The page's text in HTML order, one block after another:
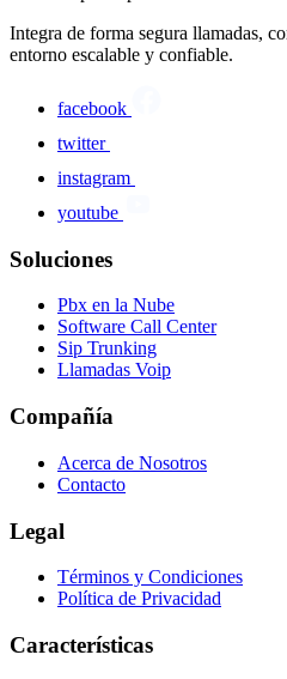
Integra de forma segura llamadas,
entorno escalable y confiable.
facebook
twitter
instagram
youtube
Soluciones
Pbx en la Nube
Software Call Center
Sip Trunking
Llamadas Voip
Compañía
Acerca de Nosotros
Contacto
Legal
Términos y Condiciones
Política de Privacidad
Características